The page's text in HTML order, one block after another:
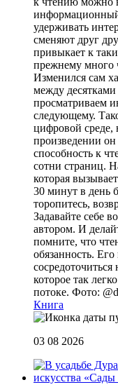
информационный
удерживать
сменяют друг
привыкает к
прежнему много
Изменился сам
между десятками
просматриваем
следующему.
цифровой среде,
произведении он
способность к
сотни страниц.
которая
30 минут в день
торопитесь,
Задавайте себе
автором. И
помните, что
обязанность.
которое так
потоке. Фото:
Книга
03 08 2026